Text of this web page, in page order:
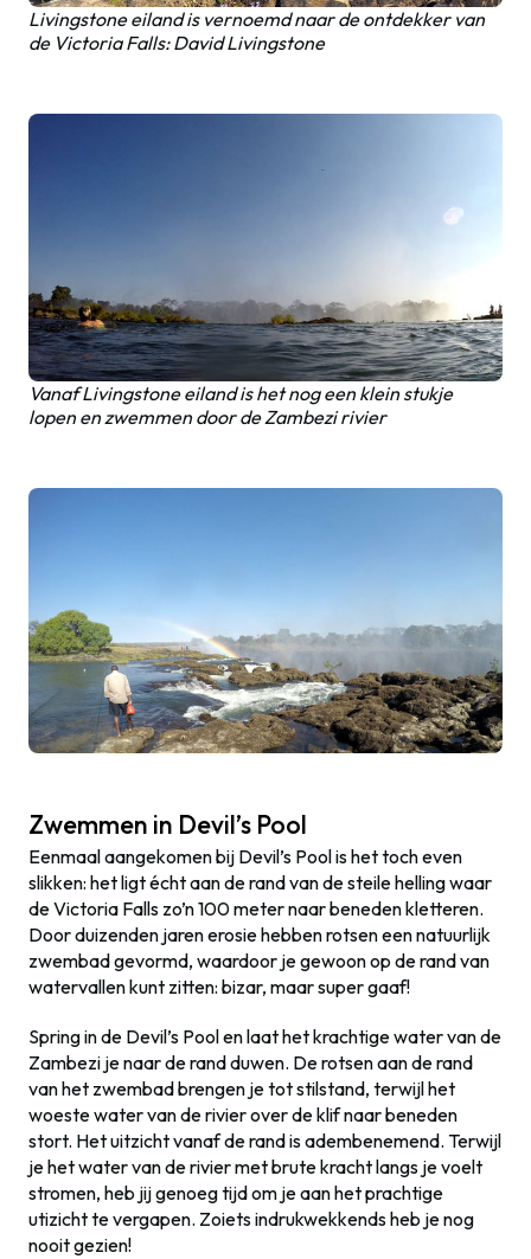
Livingstone eiland is vernoemd naar de ontdekker van
de Victoria Falls: David Livingstone
Vanaf Livingstone eiland is het nog een klein stukje
lopen en zwemmen door de Zambezi rivier
Zwemmen in Devil’s Pool
Eenmaal aangekomen bij Devil’s Pool is het toch even
slikken: het ligt écht aan de rand van de steile helling waar
de Victoria Falls zo’n 100 meter naar beneden kletteren.
Door duizenden jaren erosie hebben rotsen een natuurlijk
zwembad gevormd, waardoor je gewoon op de rand van
watervallen kunt zitten: bizar, maar super gaaf!
Spring in de Devil’s Pool en laat het krachtige water van de
Zambezi je naar de rand duwen. De rotsen aan de rand
van het zwembad brengen je tot stilstand, terwijl het
woeste water van de rivier over de klif naar beneden
stort. Het uitzicht vanaf de rand is adembenemend. Terwijl
je het water van de rivier met brute kracht langs je voelt
stromen, heb jij genoeg tijd om je aan het prachtige
utizicht te vergapen. Zoiets indrukwekkends heb je nog
nooit gezien!